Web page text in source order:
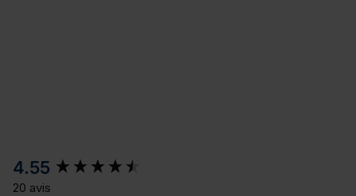
4.55
20 avis
New content loaded